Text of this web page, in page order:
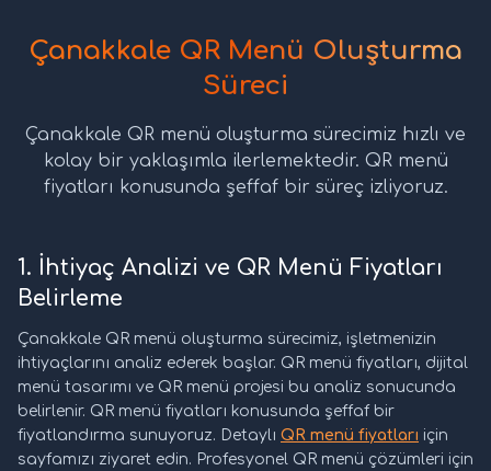
Çanakkale QR Menü Oluşturma
Süreci
Çanakkale QR menü oluşturma sürecimiz hızlı ve
kolay bir yaklaşımla ilerlemektedir. QR menü
fiyatları konusunda şeffaf bir süreç izliyoruz.
1. İhtiyaç Analizi ve QR Menü Fiyatları
Belirleme
Çanakkale QR menü oluşturma sürecimiz, işletmenizin
ihtiyaçlarını analiz ederek başlar. QR menü fiyatları, dijital
menü tasarımı ve QR menü projesi bu analiz sonucunda
belirlenir. QR menü fiyatları konusunda şeffaf bir
fiyatlandırma sunuyoruz. Detaylı QR menü fiyatları için
sayfamızı ziyaret edin. Profesyonel QR menü çözümleri için